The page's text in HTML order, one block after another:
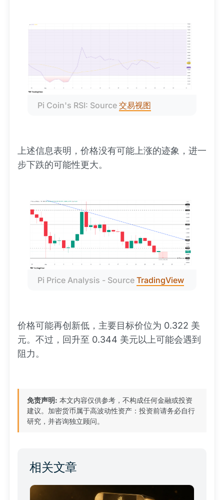
Pi Coin's RSI: Source 交易视图
上述信息表明，价格没有可能上涨的迹象，进一
步下跌的可能性更大。
Pi Price Analysis - Source TradingView
价格可能再创新低，主要目标价位为 0.322 美
元。不过，回升至 0.344 美元以上可能会遇到
阻力。
免责声明: 本文内容仅供参考，不构成任何金融或投资
建议。加密货币属于高波动性资产：投资前请务必自行
研究，并咨询独立顾问。
相关文章